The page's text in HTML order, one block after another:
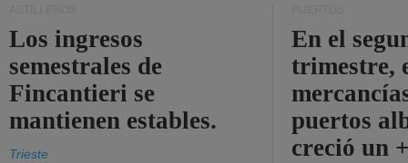
Los ingresos
semestrales de
Fincantieri se
mantienen estables.
Trieste
En el
trimestre,
puertos
creció un